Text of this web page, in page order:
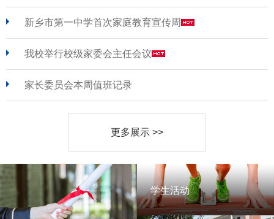
新乡市第一中学首次家庭教育宣传周
我校举行校级家委会主任会议
家长委员会本周值班记录
更多展示 >>
学生活动